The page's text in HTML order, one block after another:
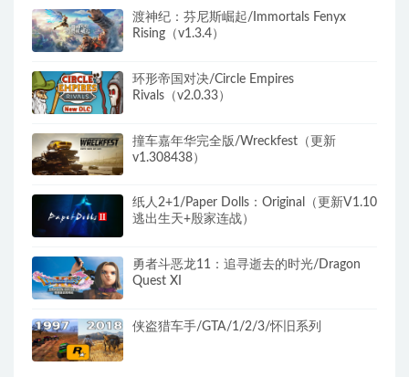
渡神纪：芬尼斯崛起/Immortals Fenyx
Rising（v1.3.4）
环形帝国对决/Circle Empires
Rivals（v2.0.33）
撞车嘉年华完全版/Wreckfest（更新
v1.308438）
纸人2+1/Paper Dolls：Original（更新V1.10
逃出生天+殷家连战）
勇者斗恶龙11：追寻逝去的时光/Dragon
Quest XI
侠盗猎车手/GTA/1/2/3/怀旧系列